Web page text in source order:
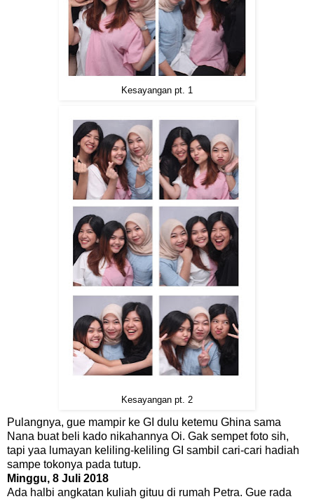
Kesayangan pt. 1
Kesayangan pt. 2
Pulangnya, gue mampir ke GI dulu ketemu Ghina sama
Nana buat beli kado nikahannya Oi. Gak sempet foto sih,
tapi yaa lumayan keliling-keliling GI sambil cari-cari hadiah
sampe tokonya pada tutup.
Minggu, 8 Juli 2018
Ada halbi angkatan kuliah gituu di rumah Petra. Gue rada